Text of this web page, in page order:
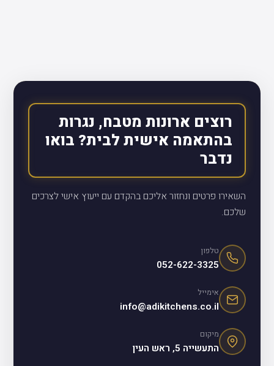
רוצים ארונות מטבח, נגרות
בהתאמה אישית לבית? בואו
נדבר
השאירו פרטים ונחזור אליכם בהקדם עם ייעוץ אישי לצרכים
שלכם.
טלפון
052-622-3325
אימייל
info@adikitchens.co.il
מיקום
התעשייה 5, ראש העין